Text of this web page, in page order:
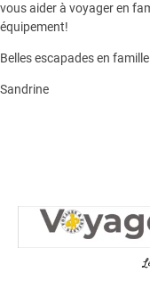
vous aider à voyager en
équipement!
Belles escapades en
Sandrine